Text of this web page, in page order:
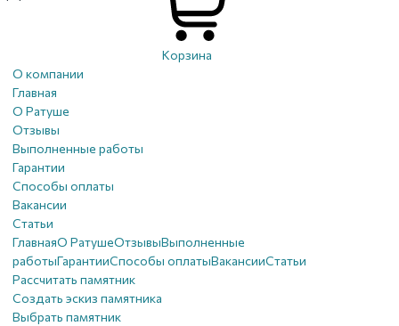
Корзина
О компании
Главная
О Ратуше
Отзывы
Выполненные работы
Гарантии
Способы оплаты
Вакансии
Статьи
ГлавнаяО РатушеОтзывыВыполненные
работыГарантииСпособы оплатыВакансииСтатьи
Рассчитать памятник
Создать эскиз памятника
Выбрать памятник